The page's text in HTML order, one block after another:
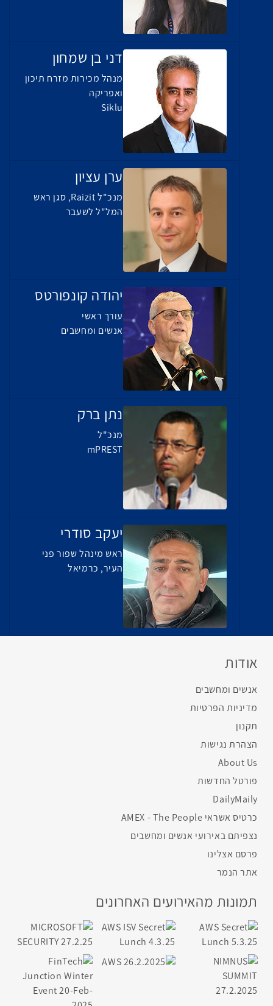
דני בן שמחון
מנהל מכירות מזרח תיכון
ואפריקה
Siklu
ערן עציון
מנכ"ל Raizit, סגן ראש
המל"ל לשעבר
יהודה קונפורטס
עורך ראשי
אנשים ומחשבים
נתן ברק
מנכ"ל
mPREST
יעקב סודרי
ראש מינהל שפור פני
העיר, כרמיאל
אודות
אנשים ומחשבים
מדיניות הפרטיות
תקנון
הצהרת נגישות
About Us
פורטל החדשות
DailyMaily
כרטיס אשראי AMEX - The People
נצפיתם באירועי אנשים ומחשבים
פרסם אצלינו
אתר הנמר
תמונות מהאירועים האחרונים